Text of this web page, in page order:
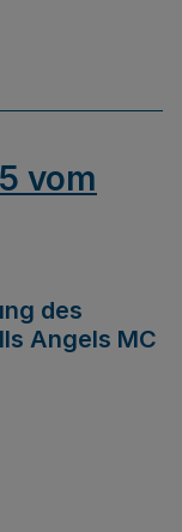
vom
des
Angels MC